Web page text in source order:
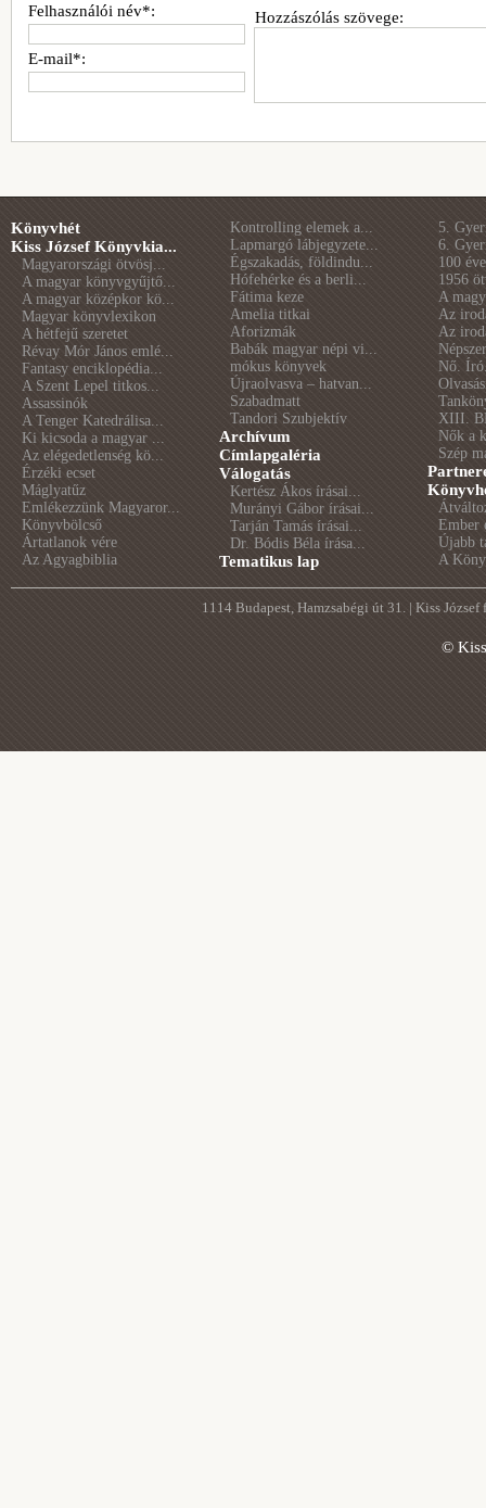
Hozzászólás szövege:
Felhasználói név*:
E-mail*:
Könyvhét
Kiss József Könyvkia...
Magyarországi ötvösj...
A magyar könyvgyűjtő...
A magyar középkor kö...
Magyar könyvlexikon
A hétfejű szeretet
Révay Mór János emlé...
Fantasy enciklopédia...
A Szent Lepel titkos...
Assassinók
A Tenger Katedrálisa...
Ki kicsoda a magyar ...
Az elégedetlenség kö...
Érzéki ecset
Máglyatűz
Emlékezzünk Magyaror...
Könyvbölcső
Ártatlanok vére
Az Agyagbiblia
Kontrolling elemek a...
Lapmargó lábjegyzete...
Égszakadás, földindu...
Hófehérke és a berli...
Fátima keze
Amelia titkai
Aforizmák
Babák magyar népi vi...
mókus könyvek
Újraolvasva – hatvan...
Szabadmatt
Tandori Szubjektív
Archívum
Címlapgaléria
Válogatás
Kertész Ákos írásai...
Murányi Gábor írásai...
Tarján Tamás írásai...
Dr. Bódis Béla írása...
Tematikus lap
5.
6.
100
1956
A
Az
Az
Nő.
XIII.
Nők a
Szép
Ember
Újabb
A
1114 Budapest, Hamzsabégi út 31. | Kiss
©